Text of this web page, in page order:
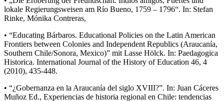
lokale Regierungsweisen am Río Bueno, 1759 – 1796“. In: Stefan
Rinke, Mónika Contreras,
• “Educating Bárbaros. Educational Policies on the Latin American
Frontiers between Colonies and Independent Republics (Araucanía,
Southern Chile/Sonora, Mexico)” mit Lasse Hölck. In: Paedagogica
Historica. International Journal of the History of Education 46, 4
(2010), 435-448.
• “¿Gobernanza en la Araucanía del siglo XVIII?”. In: Juan Cáceres
Muñoz Ed., Experiencias de historia regional en Chile: tendencias